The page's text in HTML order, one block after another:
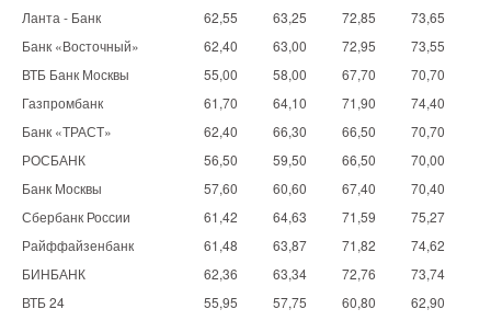
Ланта - Банк
62,55 63,25 72,85
73,65
Банк «Восточный»
62,40 63,00 72,95
73,55
ВТБ Банк Москвы
55,00 58,00 67,70
70,70
Газпромбанк
61,70 64,10 71,90
74,40
Банк «ТРАСТ»
62,40 66,30 66,50
70,70
РОСБАНК
56,50 59,50 66,50
70,00
Банк Москвы
57,60 60,60 67,40
70,40
Сбербанк России
61,42 64,63 71,59
75,27
Райффайзенбанк
61,48 63,87 71,82
74,62
БИНБАНК
62,36 63,34 72,76
73,74
ВТБ 24
55,95 57,75 60,80 62,90